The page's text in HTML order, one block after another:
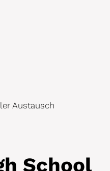
Austausch
School